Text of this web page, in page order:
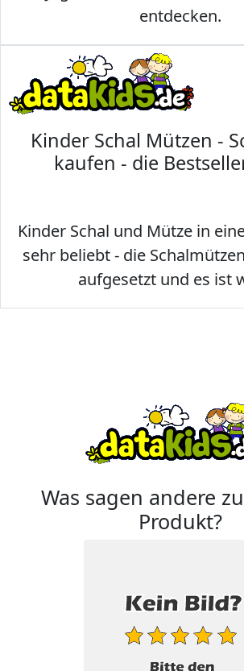
entdecken.
Kinder Schal Mützen -
kaufen - die
Kinder Schal und Mütze in
sehr beliebt - die
aufgesetzt und es ist
Was sagen andere
Produkt?